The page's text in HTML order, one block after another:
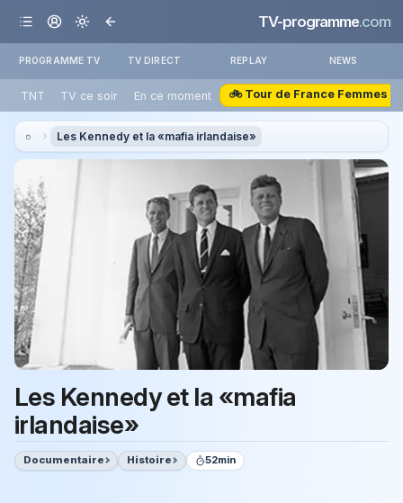
TV-programme.com
PROGRAMME TV TV DIRECT REPLAY NEWS
TNT TV ce soir En ce moment 🚲 Tour de France Femmes
Les Kennedy et la «mafia irlandaise»
Les Kennedy et la «mafia
irlandaise»
Documentaire Histoire 52min